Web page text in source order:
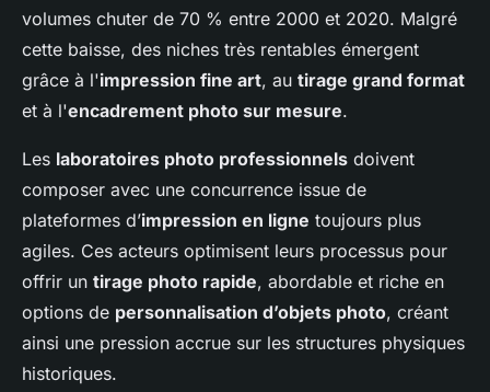
volumes chuter de 70 % entre 2000 et 2020. Malgré
cette baisse, des niches très rentables émergent
grâce à l'impression fine art, au tirage grand format
et à l'encadrement photo sur mesure.
Les laboratoires photo professionnels doivent
composer avec une concurrence issue de
plateformes d’impression en ligne toujours plus
agiles. Ces acteurs optimisent leurs processus pour
offrir un tirage photo rapide, abordable et riche en
options de personnalisation d’objets photo, créant
ainsi une pression accrue sur les structures physiques
historiques.